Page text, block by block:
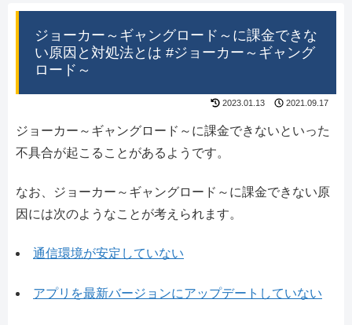
ジョーカー～ギャングロード～に課金できな
い原因と対処法とは #ジョーカー～ギャング
ロード～
2023.01.13 2021.09.17
ジョーカー～ギャングロード～に課金できないといった
不具合が起こることがあるようです。
なお、ジョーカー～ギャングロード～に課金できない原
因には次のようなことが考えられます。
通信環境が安定していない
アプリを最新バージョンにアップデートしていない